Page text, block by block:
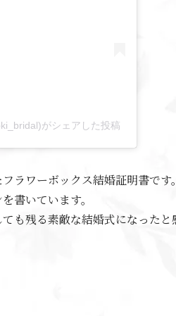
がシェアした投稿
ラワーボックス結婚証明書です。
書いています。
も残る素敵な結婚式になった